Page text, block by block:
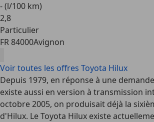
- (l/100 km)
2,8
Particulier
FR 84000Avignon
Voir toutes les offres Toyota Hilux
Depuis 1979, en réponse à une
existe aussi en version à transmission
octobre 2005, on produisait déjà la
d'Hilux. Le Toyota Hilux existe